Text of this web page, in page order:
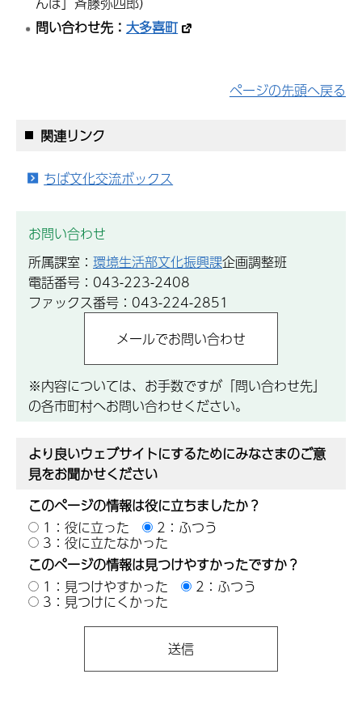
問い合わせ先：大多喜町
ページの先頭へ戻る
関連リンク
ちば文化交流ボックス
お問い合わせ
所属課室： 環境生活部文化振興課企画調整班
電話番号：043-223-2408
ファックス番号：043-224-2851
※内容については、お手数ですが「問い合わせ先」
の各市町村へお問い合わせください。
より良いウェブサイトにするためにみなさまのご意
見をお聞かせください
このページの情報は役に立ちましたか？
1：役に立った
2：ふつう
3：役に立たなかった
このページの情報は見つけやすかったですか？
1：見つけやすかった
2：ふつう
3：見つけにくかった